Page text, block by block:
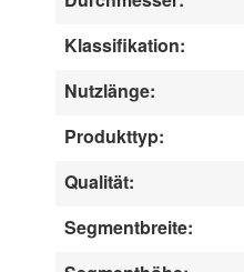
Klassifikation:
Nutzlänge:
Produkttyp:
Qualität:
Segmentbreite: